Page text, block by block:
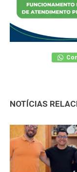
NOTÍCIAS